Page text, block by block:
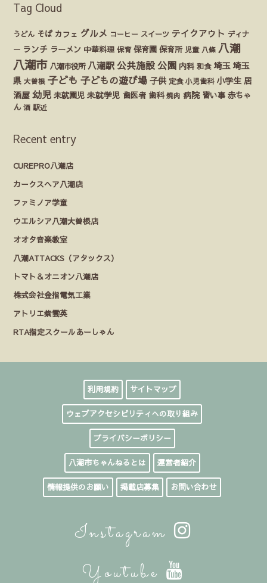
Tag Cloud
うどん そば カフェ グルメ コーヒー スイーツ テイクアウト ディナ
ー ランチ ラーメン 中華料理 保育 保育園 保育所 児童 八條 八潮
八潮市 八潮市役所 八潮駅 公共施設 公園 内科 和食 埼玉 埼玉
県 大曽根 子ども 子どもの遊び場 子供 定食 小児歯科 小学生 居
酒屋 幼児 未就園児 未就学児 歯医者 歯科 焼肉 病院 習い事 赤ちゃ
ん 酒 駅近
Recent entry
CUREPRO八潮店
カークスヘア八潮店
ファミノア学童
ウエルシア八潮大曽根店
オオタ音楽教室
八潮ATTACKS（アタックス）
トマト＆オニオン八潮店
株式会社金指電気工業
アトリエ紫雲英
RTA指定スクールあーしゃん
利用規約 サイトマップ
ウェブアクセシビリティへの取り組み
プライバシーポリシー
八潮市ちゃんねるとは 運営者紹介
情報提供のお願い 掲載店募集 お問い合わせ
Instagram
Youtube